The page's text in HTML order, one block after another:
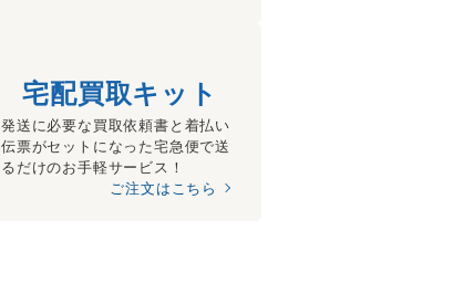
宅配買取キット
発送に必要な買取依頼書と着払い
伝票がセットになった宅急便で送
るだけのお手軽サービス！
ご注文はこちら